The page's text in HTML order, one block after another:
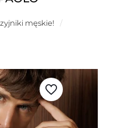
męskie!
/